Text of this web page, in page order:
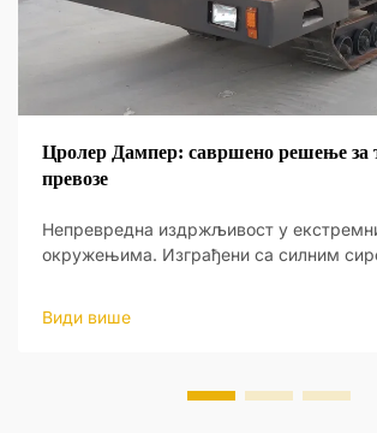
Цролер Дампер: савршено решење за
превозе
Непревредна издржљивост у
окружењима. Изграђени са силним
Види више